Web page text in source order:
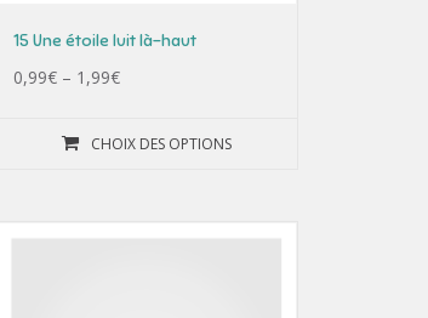
15 Une étoile luit là-haut
0,99€ – 1,99€
CHOIX DES OPTIONS